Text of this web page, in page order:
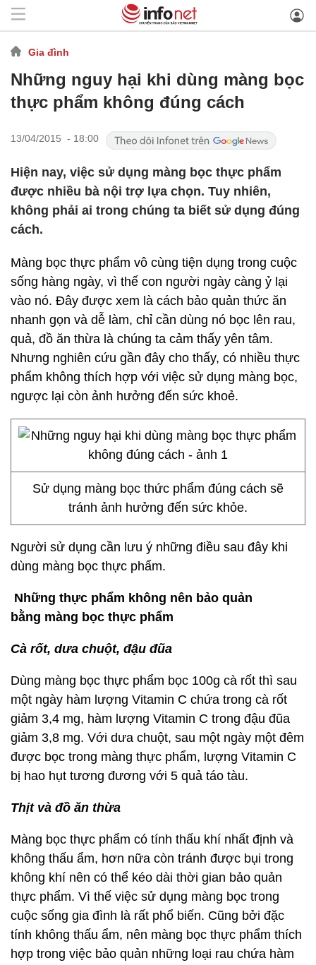
Gia đình
Những nguy hại khi dùng màng bọc
thực phẩm không đúng cách
13/04/2015 - 18:00
Hiện nay, việc sử dụng màng bọc thực phẩm
được nhiều bà nội trợ lựa chọn. Tuy nhiên,
không phải ai trong chúng ta biết sử dụng đúng
cách.
Màng bọc thực phẩm vô cùng tiện dụng trong cuộc
sống hàng ngày, vì thế con người ngày càng ỷ lại
vào nó. Đây được xem là cách bảo quản thức ăn
nhanh gọn và dễ làm, chỉ cần dùng nó bọc lên rau,
quả, đồ ăn thừa là chúng ta cảm thấy yên tâm.
Nhưng nghiên cứu gần đây cho thấy, có nhiều thực
phẩm không thích hợp với việc sử dụng màng bọc,
ngược lại còn ảnh hưởng đến sức khoẻ.
Sử dụng màng bọc thức phẩm đúng cách sẽ
tránh ảnh hưởng đến sức khỏe.
Người sử dụng cần lưu ý những điều sau đây khi
dùng màng bọc thực phẩm.
Những thực phẩm không nên bảo quản
bằng màng bọc thực phẩm
Cà rốt, dưa chuột, đậu đũa
Dùng màng bọc thực phẩm bọc 100g cà rốt thì sau
một ngày hàm lượng Vitamin C chứa trong cà rốt
giảm 3,4 mg, hàm lượng Vitamin C trong đậu đũa
giảm 3,8 mg. Với dưa chuột, sau một ngày một đêm
được bọc trong màng thực phẩm, lượng Vitamin C
bị hao hụt tương đương với 5 quả táo tàu.
Thịt và đồ ăn thừa
Màng bọc thực phẩm có tính thấu khí nhất định và
không thấu ẩm, hơn nữa còn tránh được bụi trong
không khí nên có thể kéo dài thời gian bảo quản
thực phẩm. Vì thế việc sử dụng màng bọc trong
cuộc sống gia đình là rất phổ biến. Cũng bởi đặc
tính không thấu ẩm, nên màng bọc thực phẩm thích
hợp trong việc bảo quản những loại rau chứa hàm